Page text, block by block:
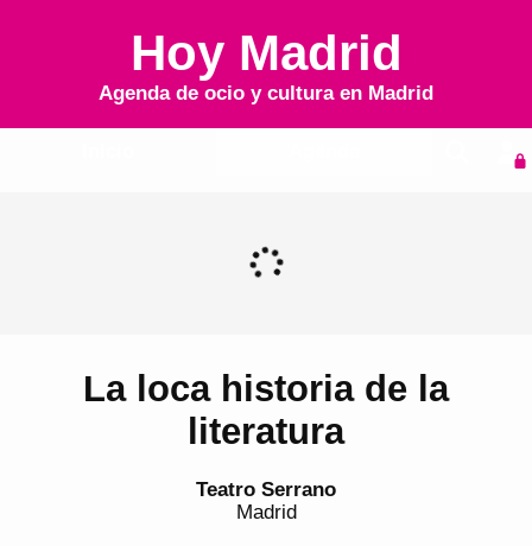
Hoy Madrid
Agenda de ocio y cultura en Madrid
La loca historia de la
literatura
Teatro Serrano
Madrid